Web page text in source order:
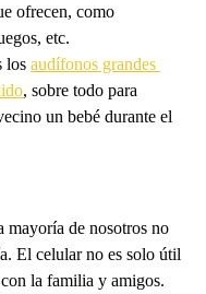
ofrecen, como
etc.
los audífonos grandes
, sobre todo para
un bebé durante el
mayoría de nosotros no
El celular no es solo útil
la familia y amigos.